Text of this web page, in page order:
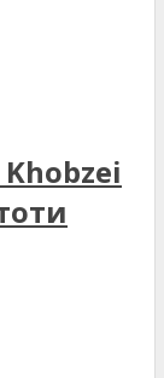
Khobzei